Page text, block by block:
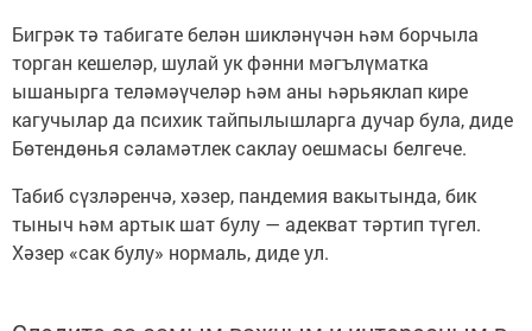
Бигрәк тә табигате белән шикләнүчән һәм борчыла
торган кешеләр, шулай ук фәнни мәгълүматка
ышанырга теләмәүчеләр һәм аны һәрьяклап кире
кагучылар да психик тайпылышларга дучар була, диде
Бөтендөнья сәламәтлек саклау оешмасы белгече.
Табиб сүзләренчә, хәзер, пандемия вакытында, бик
тыныч һәм артык шат булу — адекват тәртип түгел.
Хәзер «сак булу» нормаль, диде ул.